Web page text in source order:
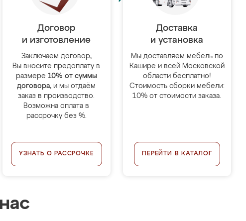
Договор
и изготовление
Заключаем договор,
Вы вносите предоплату в
размере 10% от суммы
договора, и мы отдаём
заказ в производство.
Возможна оплата в
рассрочку без %.
УЗНАТЬ О РАССРОЧКЕ
Доставка
и установка
Мы доставляем мебель по
Кашире и всей Московской
области бесплатно!
Стоимость сборки мебели:
10% от стоимости заказа.
ПЕРЕЙТИ В КАТАЛОГ